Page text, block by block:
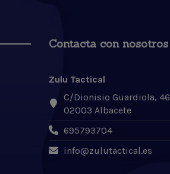
Contacta con nosotros
Zulu Tactical
C/Dionisio Guardiola, 46
02003 Albacete
695793704
info@zulutactical.es